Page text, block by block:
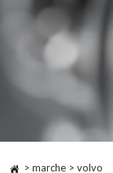
> marche > volvo